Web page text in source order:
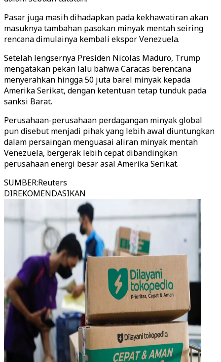
Pasar juga masih dihadapkan pada kekhawatiran akan
masuknya tambahan pasokan minyak mentah seiring
rencana dimulainya kembali ekspor Venezuela.
Setelah lengsernya Presiden Nicolas Maduro, Trump
mengatakan pekan lalu bahwa Caracas berencana
menyerahkan hingga 50 juta barel minyak kepada
Amerika Serikat, dengan ketentuan tetap tunduk pada
sanksi Barat.
Perusahaan-perusahaan perdagangan minyak global
pun disebut menjadi pihak yang lebih awal diuntungkan
dalam persaingan menguasai aliran minyak mentah
Venezuela, bergerak lebih cepat dibandingkan
perusahaan energi besar asal Amerika Serikat.
SUMBER:Reuters
DIREKOMENDASIKAN